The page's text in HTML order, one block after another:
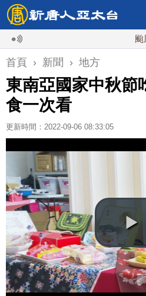
颱風白
首頁 › 新聞 › 地方
東南亞國家中秋節
食一次看
更新時間：2022-09-06 08:33:05